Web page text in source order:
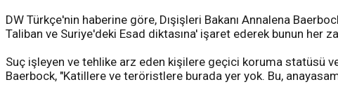
DW Türkçe'nin haberine göre, Dışişleri Bakanı Annalena
Taliban ve Suriye'deki Esad diktasına' işaret ederek bunun her
Suç işleyen ve tehlike arz eden kişilere geçici koruma statüsü
Baerbock, "Katillere ve teröristlere burada yer yok. Bu,